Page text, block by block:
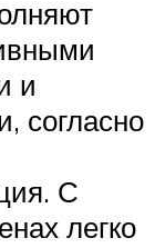
и
согласно
С
легко